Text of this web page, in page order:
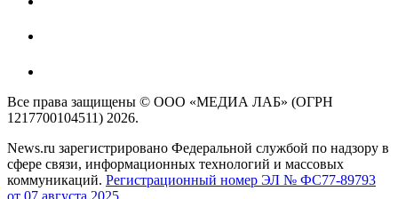
Все права защищены © ООО «МЕДИА ЛАБ» (ОГРН
1217700104511) 2026.
News.ru зарегистрировано Федеральной службой по надзору в
сфере связи, информационных технологий и массовых
коммуникаций. Регистрационный номер ЭЛ № ФС77-89793
от 07 августа 2025.